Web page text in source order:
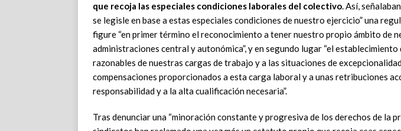
que recoja las especiales condiciones laborales del colectivo. Así,
se legisle en base a estas especiales condiciones de nuestro ejercicio” una
figure “en primer término el reconocimiento a tener nuestro propio ámbito de
administraciones central y autonómica”, y en segundo lugar “el establecimiento
razonables de nuestras cargas de trabajo y a las situaciones de
compensaciones proporcionados a esta carga laboral y a unas retribuciones
responsabilidad y a la alta cualificación necesaria”.
Tras denunciar una “minoración constante y progresiva de los derechos de la